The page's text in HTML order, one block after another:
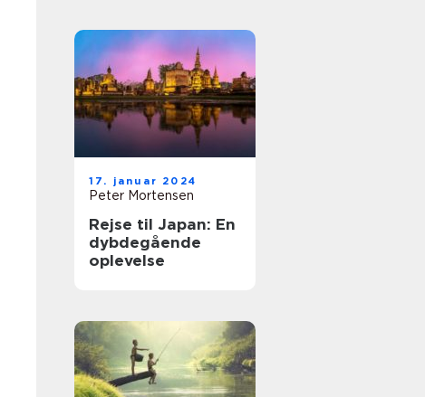
17. januar 2024
Peter Mortensen
Rejse til Japan: En
dybdegående
oplevelse